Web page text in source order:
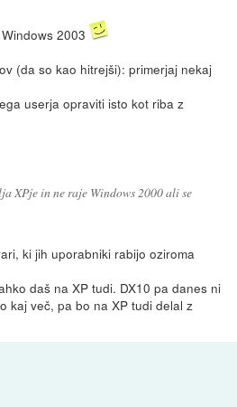
2003
(da so kao hitrejši): primerjaj nekaj
userja opraviti isto kot riba z
XPje in ne raje Windows 2000 ali se
ki jih uporabniki rabijo oziroma
daš na XP tudi. DX10 pa danes ni
kaj več, pa bo na XP tudi delal z